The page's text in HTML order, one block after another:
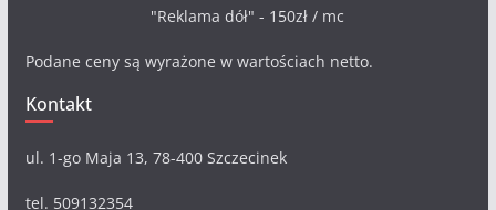
"Reklama dół" - 150zł / mc
Podane ceny są wyrażone w wartościach netto.
Kontakt
ul. 1-go Maja 13, 78-400 Szczecinek
tel. 509132354